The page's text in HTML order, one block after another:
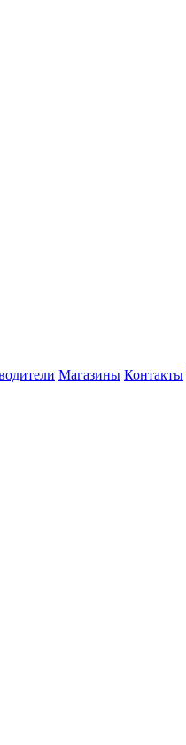
Магазины Контакты